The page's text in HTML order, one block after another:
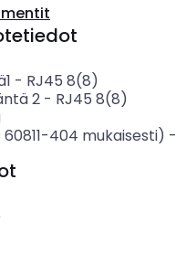
- RJ45 8(8)
2- RJ45 8(8)
404 mukaisesti) -